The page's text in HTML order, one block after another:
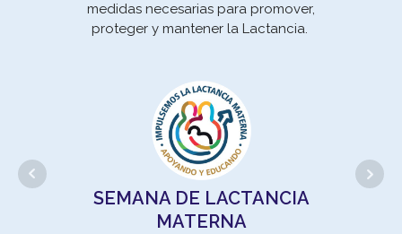
medidas necesarias para promover,
proteger y mantener la Lactancia.
SEMANA DE LACTANCIA
MATERNA